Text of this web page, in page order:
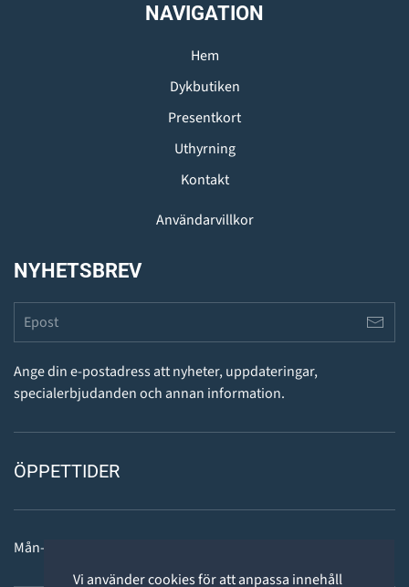
Vi använder cookies för att anpassa innehåll
NAVIGATION
Hem
Dykbutiken
Presentkort
Uthyrning
Kontakt
Användarvillkor
NYHETSBREV
Ange din e-postadress att nyheter, uppdateringar,
specialerbjudanden och annan information.
ÖPPETTIDER
Mån-fre: 11 - 18